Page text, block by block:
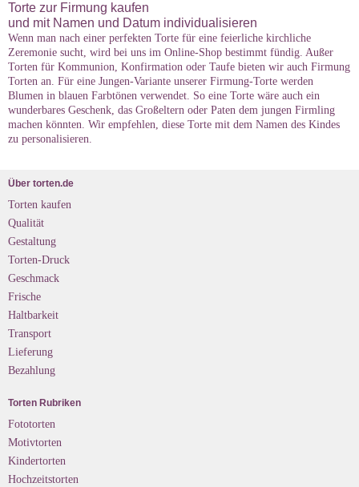
Torte zur Firmung kaufen
und mit Namen und Datum individualisieren
Wenn man nach einer perfekten Torte für eine feierliche kirchliche
Zeremonie sucht, wird bei uns im Online-Shop bestimmt fündig. Außer
Torten für Kommunion, Konfirmation oder Taufe bieten wir auch Firmung
Torten an. Für eine Jungen-Variante unserer Firmung-Torte werden
Blumen in blauen Farbtönen verwendet. So eine Torte wäre auch ein
wunderbares Geschenk, das Großeltern oder Paten dem jungen Firmling
machen könnten. Wir empfehlen, diese Torte mit dem Namen des Kindes
zu personalisieren.
Über torten.de
Torten kaufen
Qualität
Gestaltung
Torten-Druck
Geschmack
Frische
Haltbarkeit
Transport
Lieferung
Bezahlung
Torten Rubriken
Fototorten
Motivtorten
Kindertorten
Hochzeitstorten